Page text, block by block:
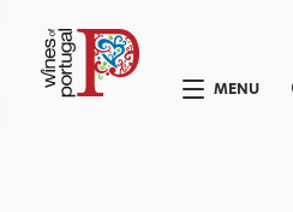
MENU